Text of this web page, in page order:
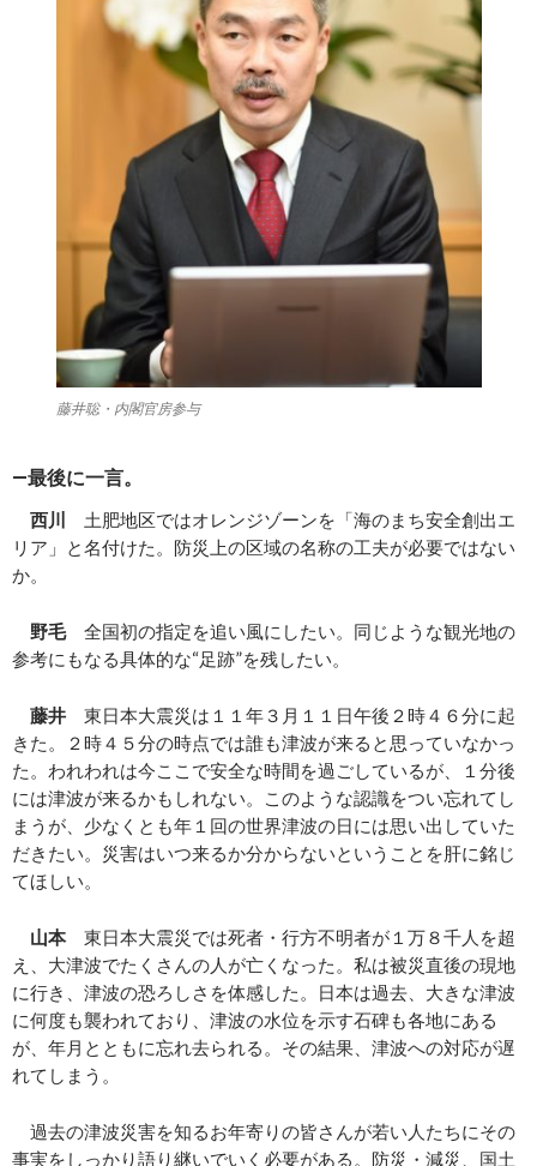
藤井聡・内閣官房参与
―最後に一言。
西川
土肥地区ではオレンジゾーンを「海のまち安全創出エ
リア」と名付けた。防災上の区域の名称の工夫が必要ではない
か。
野毛全国初の指定を追い風にしたい。同じような観光地の
参考にもなる具体的な“足跡”を残したい。
藤井 東日本大震災は１１年３月１１日午後２時４６分に起
きた。２時４５分の時点では誰も津波が来ると思っていなかっ
た。われわれは今ここで安全な時間を過ごしているが、１分後
には津波が来るかもしれない。このような認識をつい忘れてし
まうが、少なくとも年１回の世界津波の日には思い出していた
だきたい。災害はいつ来るか分からないということを肝に銘じ
てほしい。
山本東日本大震災では死者・行方不明者が１万８千人を超
え、大津波でたくさんの人が亡くなった。私は被災直後の現地
に行き、津波の恐ろしさを体感した。日本は過去、大きな津波
に何度も襲われており、津波の水位を示す石碑も各地にある
が、年月とともに忘れ去られる。その結果、津波への対応が遅
れてしまう。
過去の津波災害を知るお年寄りの皆さんが若い人たちにその
事実をしっかり語り継いでいく必要がある。防災・減災、国土